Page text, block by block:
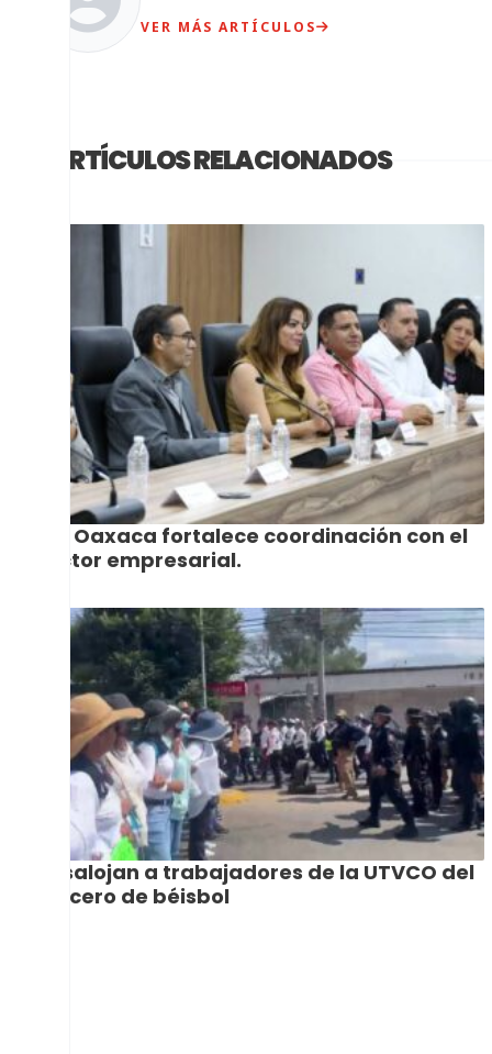
VER MÁS ARTÍCULOS
ARTÍCULOS RELACIONADOS
C5i Oaxaca fortalece coordinación con el
sector empresarial.
Desalojan a trabajadores de la UTVCO del
crucero de béisbol